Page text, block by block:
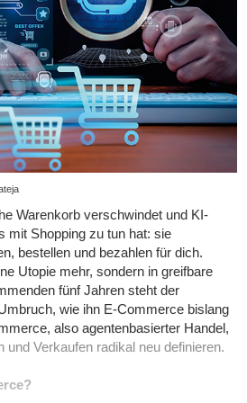
die diese Transparenz
um bis zu 18 Prozent
in die Produktherkunft zum
ist. DieVersandlogistik-Kosten
Recycling-Abgaben im Rahmen
(EPR) im Schnitt um
die Konsolidierung von Warenströmen
Hafen oder dem
wirtschaftlich alternativlos macht.
durch
sich von einer experimentellen Nische
des Einzelhandels entwickelt. Im Jahr
in den fünf wichtigsten EU-Märkten,
Marktanteile, wobei die
auf 9 Prozent die Spreu
DACH-Region ihre
Warenkorb verschwindet und KI-
mit Shopping zu tun hat: sie
bestellen und bezahlen für dich.
Utopie mehr, sondern in greifbare
fünf Jahren steht der
wie ihn E-Commerce bislang
also agentenbasierter Handel,
und Verkaufen radikal neu definieren.